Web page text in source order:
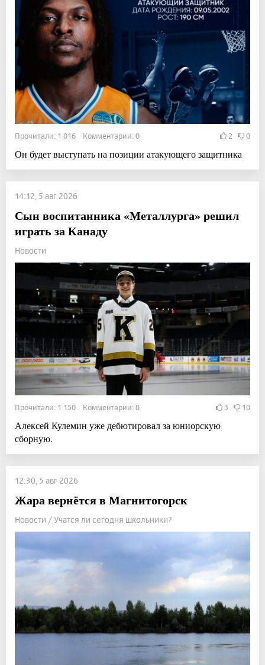
Прочитали: 1 016 Комментарии: 0 2 0
Он будет выступать на позиции атакующего защитника
14:12, 5 авг 2026
Сын воспитанника «Металлурга» решил
играть за Канаду
Новости
Прочитали: 1 150 Комментарии: 0 3 10
Алексей Кулемин уже дебютировал за юниорскую
сборную.
12:30, 5 авг 2026
Жара вернётся в Магнитогорск
Новости / Учатся ли сегодня школьники?